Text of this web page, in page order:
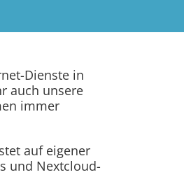
Dienste in
auch unsere
immer
auf eigener
und Nextcloud-